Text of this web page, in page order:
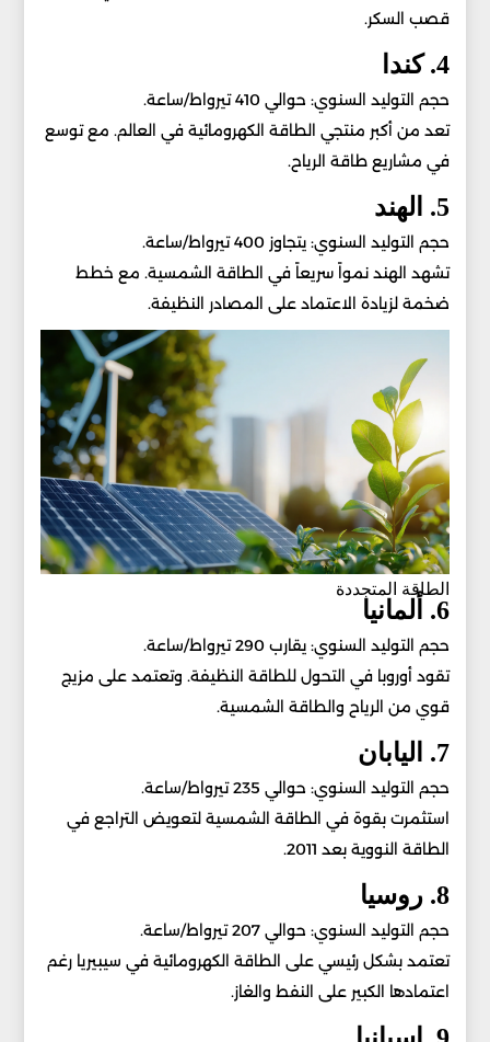
قصب السكر.
4. كندا
حجم التوليد السنوي: حوالي 410 تيرواط/ساعة.
تعد من أكبر منتجي الطاقة الكهرومائية في العالم. مع توسع
في مشاريع طاقة الرياح.
5. الهند
حجم التوليد السنوي: يتجاوز 400 تيرواط/ساعة.
تشهد الهند نمواً سريعاً في الطاقة الشمسية. مع خطط
ضخمة لزيادة الاعتماد على المصادر النظيفة.
الطاقة المتجددة
6. ألمانيا
حجم التوليد السنوي: يقارب 290 تيرواط/ساعة.
تقود أوروبا في التحول للطاقة النظيفة. وتعتمد على مزيج
قوي من الرياح والطاقة الشمسية.
7. اليابان
حجم التوليد السنوي: حوالي 235 تيرواط/ساعة.
استثمرت بقوة في الطاقة الشمسية لتعويض التراجع في
الطاقة النووية بعد 2011.
8. روسيا
حجم التوليد السنوي: حوالي 207 تيرواط/ساعة.
تعتمد بشكل رئيسي على الطاقة الكهرومائية في سيبيريا رغم
اعتمادها الكبير على النفط والغاز.